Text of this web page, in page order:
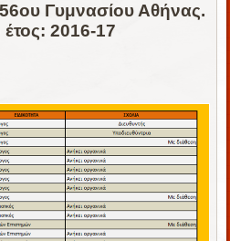
56ου Γυμνασίου Αθήνας.
έτος: 2016-17